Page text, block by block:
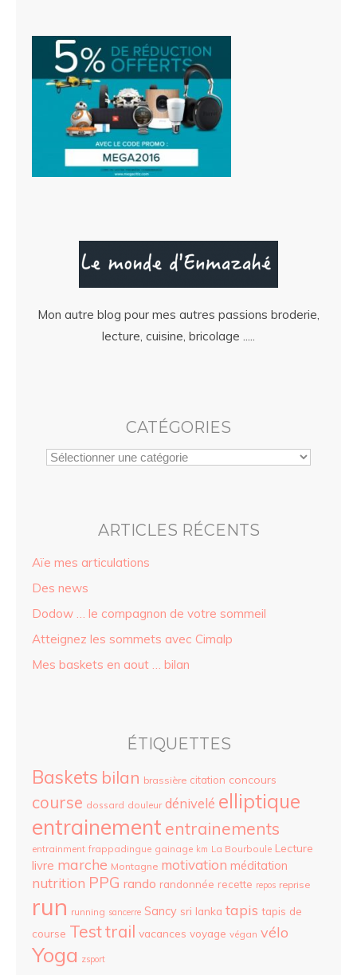
Mon autre blog pour mes autres passions broderie,
lecture, cuisine, bricolage .....
CATÉGORIES
ARTICLES RÉCENTS
Aïe mes articulations
Des news
Dodow … le compagnon de votre sommeil
Atteignez les sommets avec Cimalp
Mes baskets en aout … bilan
ÉTIQUETTES
Baskets bilan brassière citation concours
course dossard douleur dénivelé elliptique
entrainement entrainements
entrainment frappadingue gainage km La Bourboule Lecture
livre marche Montagne motivation méditation
nutrition PPG rando randonnée recette repos reprise
run running sancerre Sancy sri lanka tapis tapis de
course Testtrail vacances voyage végan vélo
Yoga zsport